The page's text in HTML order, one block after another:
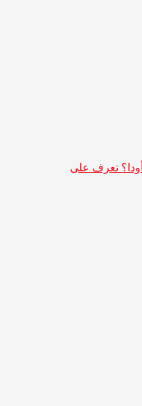
تعرف على